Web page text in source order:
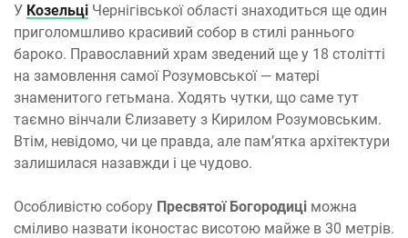
У Козельці Чернігівської області знаходиться ще один
приголомшливо красивий собор в стилі раннього
бароко. Православний храм зведений ще у 18 столітті
на замовлення самої Розумовської — матері
знаменитого гетьмана. Ходять чутки, що саме тут
таємно вінчали Єлизавету з Кирилом Розумовським.
Втім, невідомо, чи це правда, але пам’ятка архітектури
залишилася назавжди і це чудово.
Особливістю собору Пресвятої Богородиці можна
сміливо назвати іконостас висотою майже в 30 метрів.